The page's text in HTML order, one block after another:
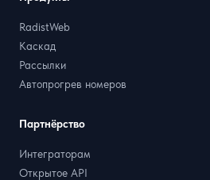
RadistWeb
Каскад
Рассылки
Автопрогрев номеров
Партнёрство
Интеграторам
Открытое API